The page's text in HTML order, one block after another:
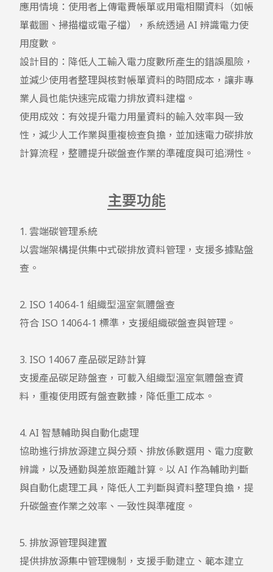
應用情境：使用者上傳電費帳單或用電相關資料（如帳
單截圖、掃描檔或電子檔），系統透過 AI 辨識電力使
用度數。
設計目的：降低人工輸入電力度數所產生的錯誤風險，
並減少使用者整理與核對帳單資料的時間成本，讓非專
業人員也能快速完成電力排放資料建檔。
使用成效：有效提升電力用量資料的輸入效率與一致
性，減少人工作業與重複檢查負擔，並加速電力碳排放
計算流程，整體提升碳盤查作業的準確度與可追溯性。
主要功能
1. 雲端碳管理系統
以雲端架構提供集中式碳排放資料管理，支援多據點盤
查。
2. ISO 14064-1 組織型溫室氣體盤查
符合 ISO 14064-1 標準，支援組織碳盤查與管理。
3. ISO 14067 產品碳足跡計算
支援產品碳足跡盤查，可載入組織型溫室氣體盤查資
料，重複使用既有盤查數據，降低重工成本。
4. AI 智慧輔助與自動化處理
協助進行排放源建立與分類、排放係數選用、電力度數
辨識，以及通勤與差旅距離計算。以 AI 作為輔助判斷
與自動化處理工具，降低人工判斷與資料整理負擔，提
升碳盤查作業之效率、一致性與準確度。
5. 排放源管理與建置
提供排放源集中管理機制，支援手動建立、範本建立